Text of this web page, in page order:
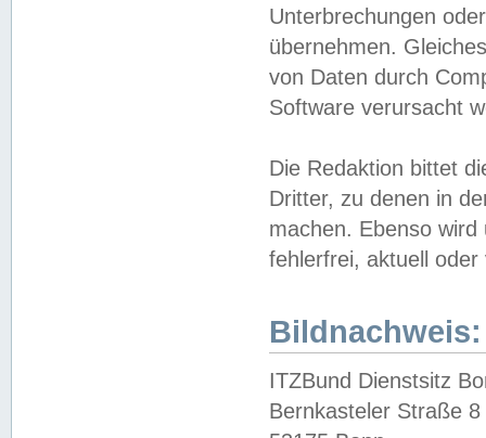
Unterbrechungen
übernehmen.
von Daten durch
Software verursacht
Die Redaktion bittet
Dritter, zu denen in
machen. Ebenso
fehlerfrei, aktuell oder
Bildnachweis:
ITZBund Dienstsitz
Bernkasteler Straße 8